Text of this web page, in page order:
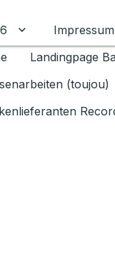
Untermenü für
Impressum
Landingpage
(toujou)